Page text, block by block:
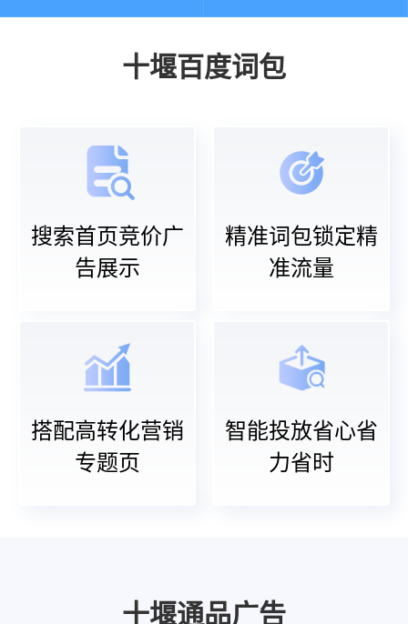
十堰百度词包
搜索首页竞价广
告展示
精准词包锁定精
准流量
搭配高转化营销
专题页
智能投放省心省
力省时
十堰通品广告